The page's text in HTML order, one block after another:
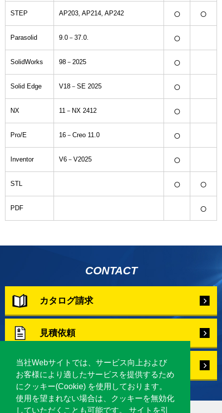
当社Webサイトでは、サービス向上および
お客様により適したサービスを提供するため
にクッキー(Cookie) を使用しております。
使用を望まれない場合は、クッキーを無効化
していただくことも可能です。 サイトを引
STEP AP203, AP214, AP242 ○ ○
Parasolid 9.0－37.0. ○
SolidWorks 98－2025 ○
Solid Edge V18－SE 2025 ○
NX 11－NX 2412 ○
Pro/E 16－Creo 11.0 ○
Inventor V6－V2025 ○
STL ○ ○
PDF ○
CONTACT
カタログ請求
見積依頼
お問合せ